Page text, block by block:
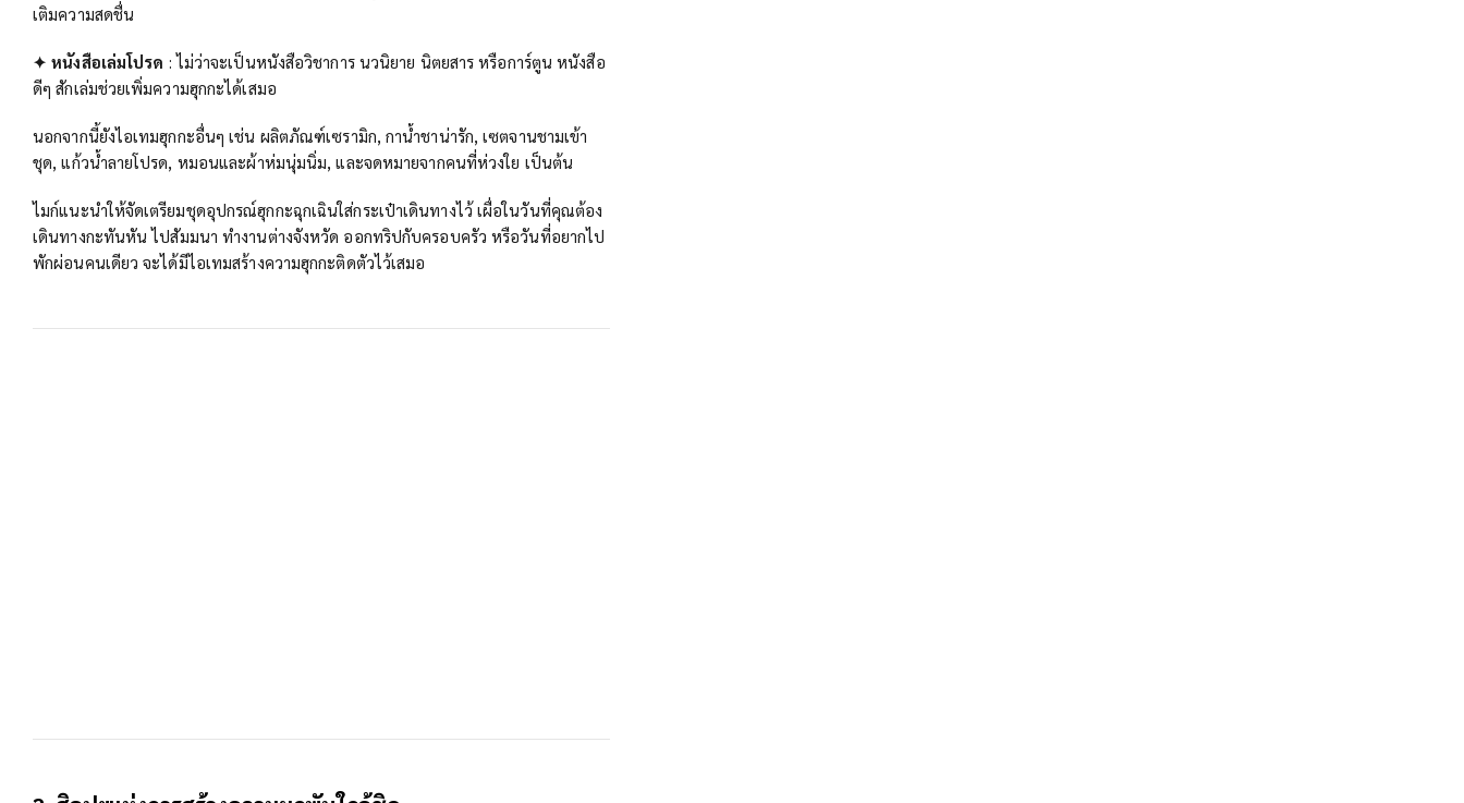
เติมความสดชื่น
✦ หนังสือเล่มโปรด : ไม่ว่าจะเป็นหนังสือวิชาการ นวนิยาย นิตยสาร หรือการ์ตูน หนังสือ
ดีๆ สักเล่มช่วยเพิ่มความฮุกกะได้เสมอ
นอกจากนี้ยังไอเทมฮุกกะอื่นๆ เช่น ผลิตภัณฑ์เซรามิก, กาน้ำชาน่ารัก, เซตจานชามเข้า
ชุด, แก้วน้ำลายโปรด, หมอนและผ้าห่มนุ่มนิ่ม, และจดหมายจากคนที่ห่วงใย เป็นต้น
ไมก์แนะนำให้จัดเตรียมชุดอุปกรณ์ฮุกกะฉุกเฉินใส่กระเป๋าเดินทางไว้ เผื่อในวันที่คุณต้อง
เดินทางกะทันหัน ไปสัมมนา ทำงานต่างจังหวัด ออกทริปกับครอบครัว หรือวันที่อยากไป
พักผ่อนคนเดียว จะได้มีไอเทมสร้างความฮุกกะติดตัวไว้เสมอ